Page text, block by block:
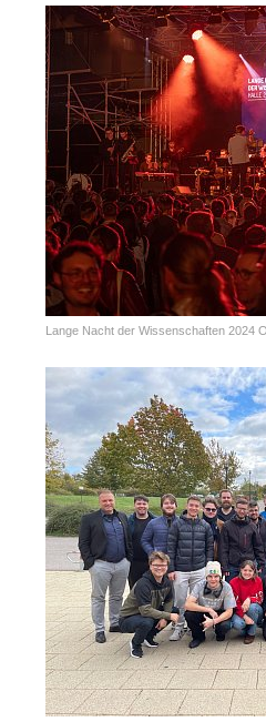
Lange Nacht der Wissenschaften 2024